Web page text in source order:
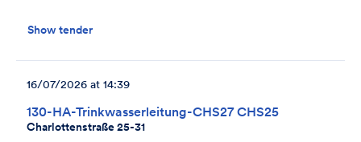
Show tender
130-HA-Trinkwasserleitung-CHS27 CHS25
Charlottenstraße 25-31
16/07/2026 at 14:39